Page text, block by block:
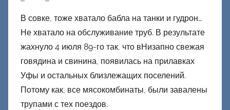
В совке, тоже хватало бабла на танки и гудрон…
Не хватало на обслуживание труб. В результате
жахнуло 4 июля 89-го так, что вНизапно свежая
говядина и свинина, появилась на прилавках
Уфы и остальных близлежащих поселений.
Потому как, все мясокомбинаты, были завалены
трупами с тех поездов.